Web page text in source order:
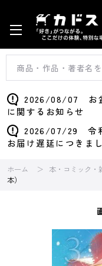
2026/08/07 お
に関するお知らせ
2026/07/29 令
お届け遅延につきま
ホーム 本・コミック・
本）